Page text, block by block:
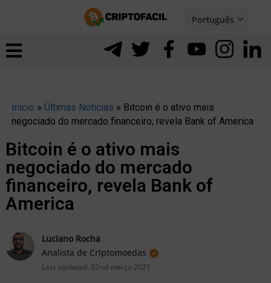
Português
Español
Início » Últimas Notícias » Bitcoin é o ativo mais
negociado do mercado financeiro, revela Bank of America
Bitcoin é o ativo mais
negociado do mercado
financeiro, revela Bank of
America
Luciano Rocha
Analista de Criptomoedas
Last updated: 02nd março 2021